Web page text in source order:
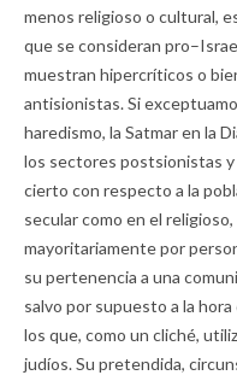
menos religioso o cultural,
que se consideran
muestran hipercríticos o
antisionistas. Si
haredismo, la Satmar en la
los sectores postsionistas
cierto con respecto a la
secular como en el
mayoritariamente por
su pertenencia a una
salvo por supuesto a la
los que, como un cliché,
judíos. Su pretendida,